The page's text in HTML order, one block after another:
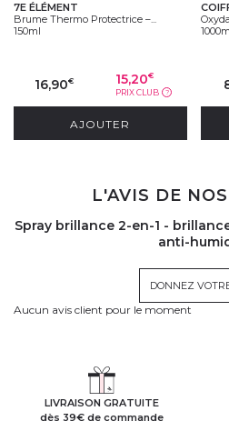
7E ÉLÉMENT
Brume Thermo Protectrice –...
150ml
16,90€ 15,20€
PRIX CLUB ?
AJOUTER
L'AVIS DE
Spray brillance 2-en-1 -
anti-
DONNEZ
Aucun avis client pour le moment
LIVRAISON GRATUITE
dès 39€ de commande